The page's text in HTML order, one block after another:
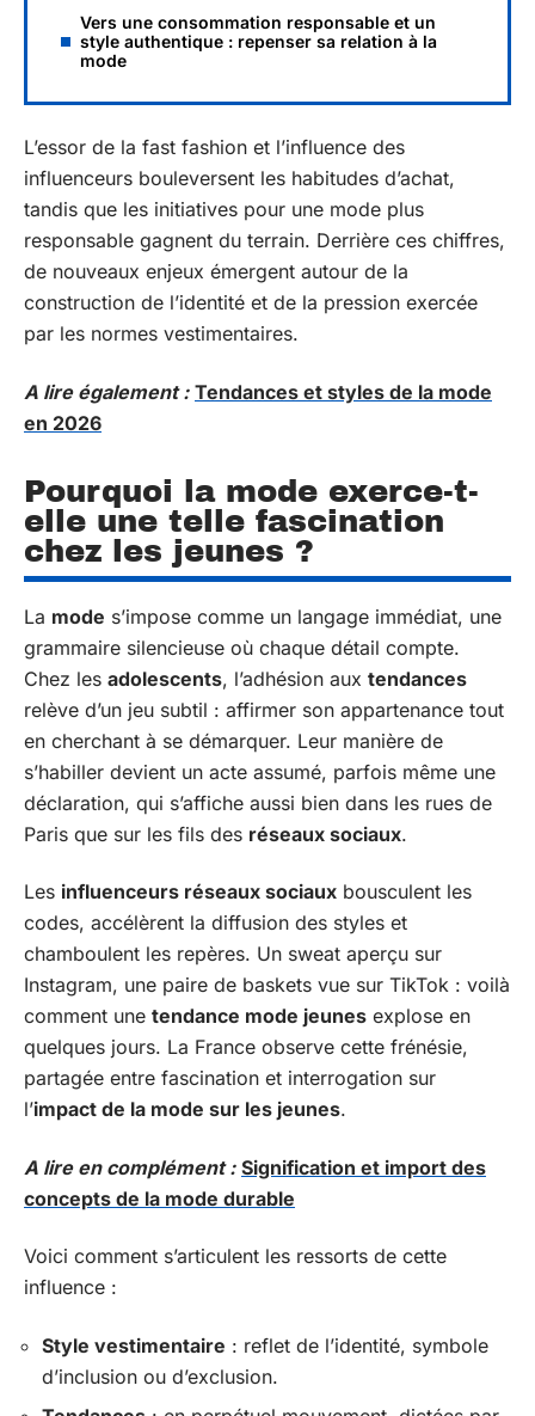
Vers une consommation responsable et un
style authentique : repenser sa relation à la
mode
L’essor de la fast fashion et l’influence des
influenceurs bouleversent les habitudes d’achat,
tandis que les initiatives pour une mode plus
responsable gagnent du terrain. Derrière ces chiffres,
de nouveaux enjeux émergent autour de la
construction de l’identité et de la pression exercée
par les normes vestimentaires.
A lire également : Tendances et styles de la mode
en 2026
Pourquoi la mode exerce-t-
elle une telle fascination
chez les jeunes ?
La mode s’impose comme un langage immédiat, une
grammaire silencieuse où chaque détail compte.
Chez les adolescents, l’adhésion aux tendances
relève d’un jeu subtil : affirmer son appartenance tout
en cherchant à se démarquer. Leur manière de
s’habiller devient un acte assumé, parfois même une
déclaration, qui s’affiche aussi bien dans les rues de
Paris que sur les fils des réseaux sociaux.
Les influenceurs réseaux sociaux bousculent les
codes, accélèrent la diffusion des styles et
chamboulent les repères. Un sweat aperçu sur
Instagram, une paire de baskets vue sur TikTok : voilà
comment une tendance mode jeunes explose en
quelques jours. La France observe cette frénésie,
partagée entre fascination et interrogation sur
l’impact de la mode sur les jeunes.
A lire en complément : Signification et import des
concepts de la mode durable
Voici comment s’articulent les ressorts de cette
influence :
Style vestimentaire : reflet de l’identité, symbole
d’inclusion ou d’exclusion.